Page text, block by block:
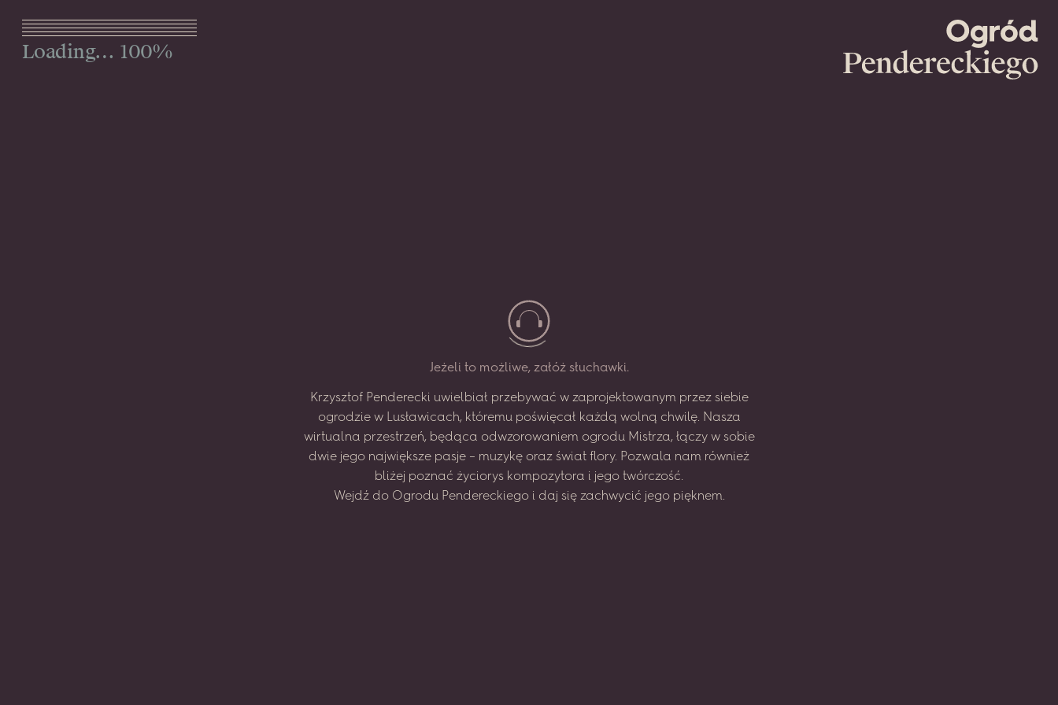
Jeżeli to możliwe, załóż słuchawki.
Krzysztof Penderecki uwielbiał przebywać w zaprojektowanym przez siebie
ogrodzie w Lusławicach, któremu poświęcał każdą wolną chwilę. Nasza
wirtualna przestrzeń, będąca odwzorowaniem ogrodu Mistrza, łączy w sobie
dwie jego największe pasje – muzykę oraz świat flory. Pozwala nam również
bliżej poznać życiorys kompozytora i jego twórczość.
Wejdź do Ogrodu Pendereckiego i daj się zachwycić jego pięknem.
Menu
100%